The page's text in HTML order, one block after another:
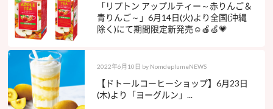
「リプトン アップルティー～赤りんご＆
青りんご～」6月14日(火)より全国(沖縄
除く)にて期間限定新発売☺️🍎🍏💗
2022年6月10日 by NomdeplumeNEWS
【ドトールコーヒーショップ】6月23日
(木)より「ヨーグルン」...